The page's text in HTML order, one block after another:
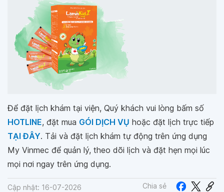
Để đặt lịch khám tại viện, Quý khách vui lòng bấm số
HOTLINE, đặt mua GÓI DỊCH VỤ hoặc đặt lịch trực tiếp
TẠI ĐÂY. Tải và đặt lịch khám tự động trên ứng dụng
My Vinmec để quản lý, theo dõi lịch và đặt hẹn mọi lúc
mọi nơi ngay trên ứng dụng.
Cập nhật: 16-07-2026 Chia sẻ